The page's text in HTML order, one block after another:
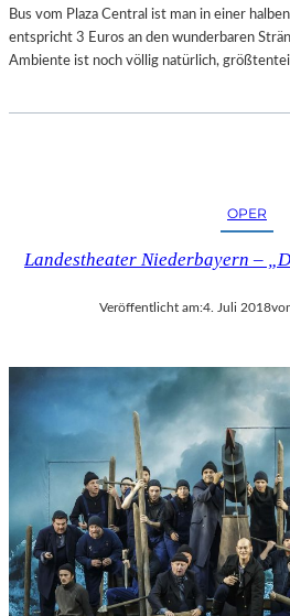
Bus vom Plaza Central ist man in einer
entspricht 3 Euros an den wunderbaren
Ambiente ist noch völlig natürlich,
OPER
Landestheater Niederbayern –
Veröffentlicht am:4. Juli 2018